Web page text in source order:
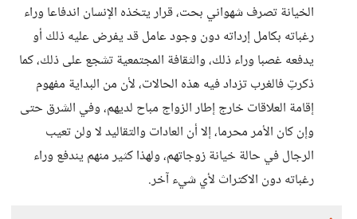
الخيانة تصرف شهواني بحت، قرار يتخذه الإنسان اندفاعا وراء
رغباته بكامل إرداته دون وجود عامل قد يفرض عليه ذلك أو
يدفعه غصبا وراء ذلك، والثقافة المجتمعية تشجع على ذلك، كما
ذكرتِ فالغرب تزداد فيه هذه الحالات، لأن من البداية مفهوم
إقامة العلاقات خارج إطار الزواج مباح لديهم، وفي الشرق حتى
وإن كان الأمر محرما، إلا أن العادات والتقاليد لا ولن تعيب
الرجال في حالة خيانة زوجاتهم، ولهذا كثير منهم يندفع وراء
رغباته دون الاكتراث لأي شيء آخر.